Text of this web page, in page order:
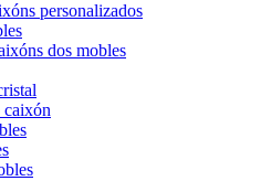
personalizados
dos mobles
caixón